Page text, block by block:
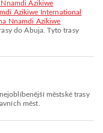
Azikiwe International
Nnamdi Azikiwe
do Abuja. Tyto trasy
městské trasy
měst.